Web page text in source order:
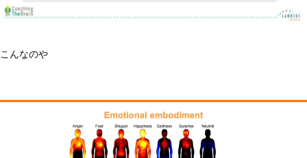
こんなのや